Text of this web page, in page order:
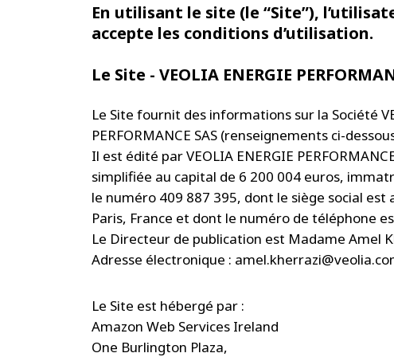
En utilisant le site (le “Site”),
accepte les conditions d’utilisation.
Le Site - VEOLIA ENERGIE
Le Site fournit des informations sur la Société
PERFORMANCE SAS (renseignements ci-
Il est édité par VEOLIA ENERGIE
simplifiée au capital de 6 200 004 euros,
le numéro 409 887 395, dont le siège social est
Paris, France et dont le numéro de téléphone
Le Directeur de publication est Madame Amel
Adresse électronique :
Le Site est hébergé par :
Amazon Web Services Ireland
One Burlington Plaza,